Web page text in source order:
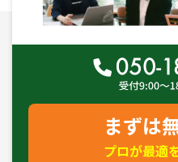
まずは
プロが最適